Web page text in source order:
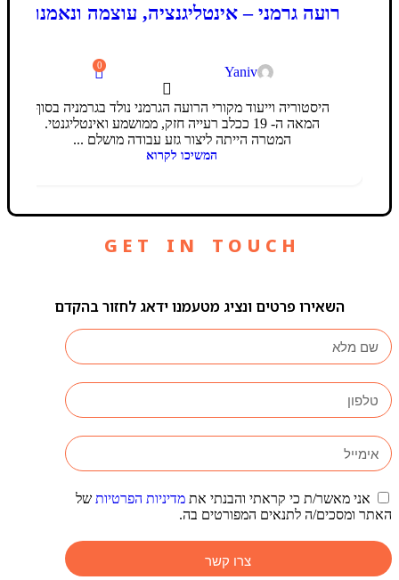
רועה גרמני – אינטליגנציה, עוצמה ונאמנות
Yaniv
0
היסטוריה וייעוד מקורי הרועה הגרמני נולד בגרמניה בסוף
המאה ה- 19 ככלב רעייה חזק, ממושמע ואינטליגנטי.
המטרה הייתה ליצור גזע עבודה מושלם ...
המשיכו לקרוא
G E T I N T O U C H
השאירו פרטים ונציג מטעמנו ידאג לחזור בהקדם
אני מאשר/ת כי קראתי והבנתי את מדיניות הפרטיות של
האתר ומסכים/ה לתנאים המפורטים בה.
צרו קשר